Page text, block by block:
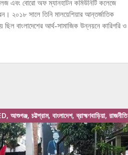
এবং বোরো অফ ম্যানহাটন কমিউনিটি কলেজে
২০১৮ সালে তিনি মালয়েশিয়ার আন্তর্জাতিক
ছিল বাংলাদেশের আর্থ-সামাজিক উন্নয়নে কারিগরি ও
আশুগঞ্জ, চট্টগ্রাম, বাংলাদেশ, ব্রাহ্মণবাড়িয়া, রাজনীতি